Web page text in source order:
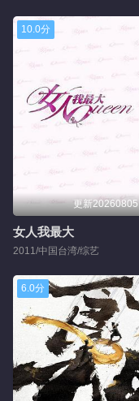
10.0分
更新20260805
女人我最大
2011/中国台湾/综艺
6.0分